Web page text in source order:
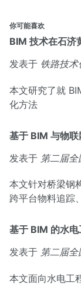
你可能喜欢
BIM 技术在石济
发表于 铁路技术
本文研究了就
化方法
基于 BIM 与物
发表于 第二届
本文针对桥梁钢
跨平台物料追踪
基于 BIM 的水
发表于 第二届
本文面向水电工